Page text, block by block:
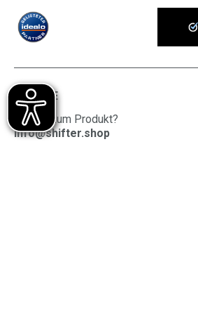
SERVICE
Fragen zum Produkt?
info@shifter.shop